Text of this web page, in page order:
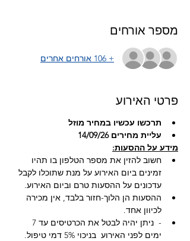
מספר אורחים
+ 106 אורחים אחרים
פרטי האירוע
תרכשו עכשיו במחיר מוזל
עליית מחירים 14/09/26
מידע על ההסעות:
חשוב להזין את מספר הטלפון בו תהיו
זמינים ביום האירוע על מנת שתוכלו לקבל
עדכונים על ההסעות טרם וביום האירוע.
ההסעות הן הלוך-חזור בלבד, אין מכירה
לכיוון אחד.
ימים לפני האירוע  בניכוי 5% דמי טיפול.